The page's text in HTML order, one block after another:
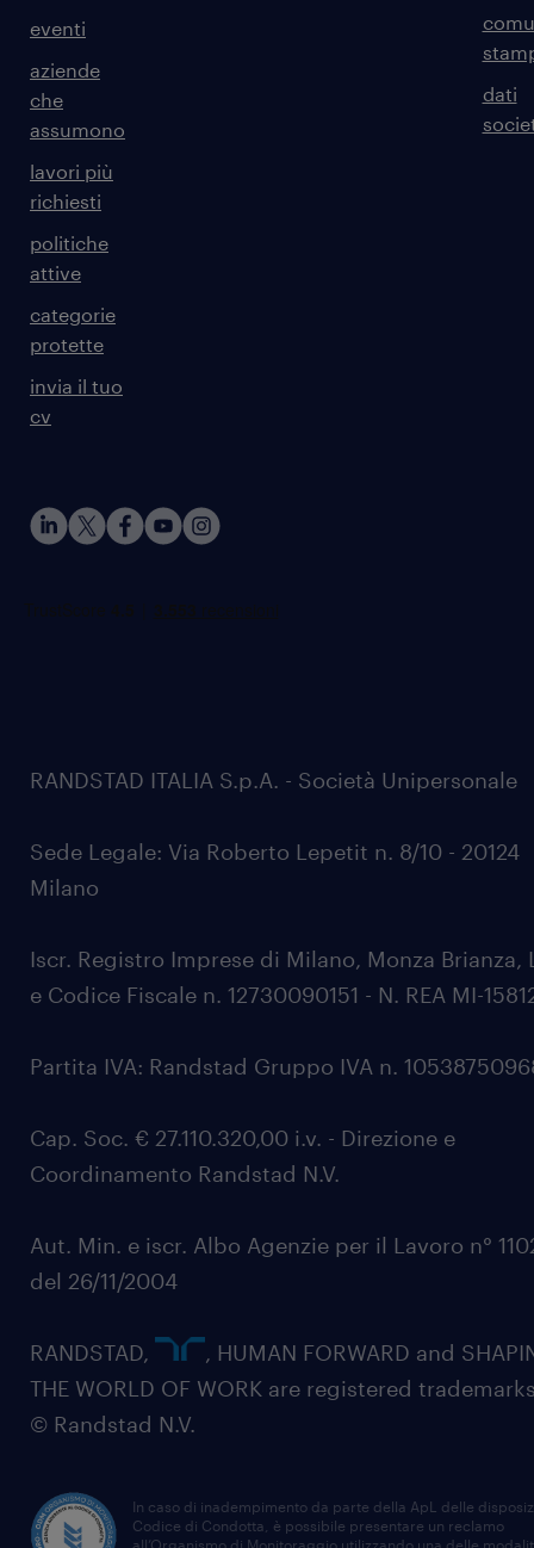
eventi
aziende
che
assumono
lavori più
richiesti
politiche
attive
categorie
protette
invia il tuo
cv
dati
RANDSTAD ITALIA S.p.A. - Società Unipersonale
Sede Legale: Via Roberto Lepetit n. 8/10 - 20124
Milano
Iscr. Registro Imprese di Milano, Monza Brianza,
e Codice Fiscale n. 12730090151 - N. REA MI-
Partita IVA: Randstad Gruppo IVA n.
Cap. Soc. € 27.110.320,00 i.v. - Direzione e
Coordinamento Randstad N.V.
Aut. Min. e iscr. Albo Agenzie per il Lavoro n°
del 26/11/2004
RANDSTAD,
, HUMAN FORWARD and
THE WORLD OF WORK are registered
© Randstad N.V.
In caso di inadempimento da parte della ApL delle
Codice di Condotta, è possibile presentare un reclamo